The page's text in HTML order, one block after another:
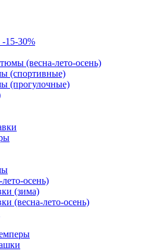
15-30%
(весна-лето-осень)
(спортивные)
(прогулочные)
осень)
(зима)
(весна-лето-осень)